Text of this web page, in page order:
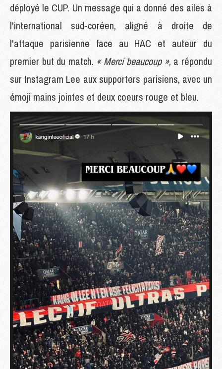
déployé le CUP. Un message qui a donné des ailes à
l'international sud-coréen, aligné à droite de
l'attaque parisienne face au HAC et auteur du
premier but du match. « Merci beaucoup », a répondu
sur Instagram Lee aux supporters parisiens, avec un
émoji mains jointes et deux coeurs rouge et bleu.